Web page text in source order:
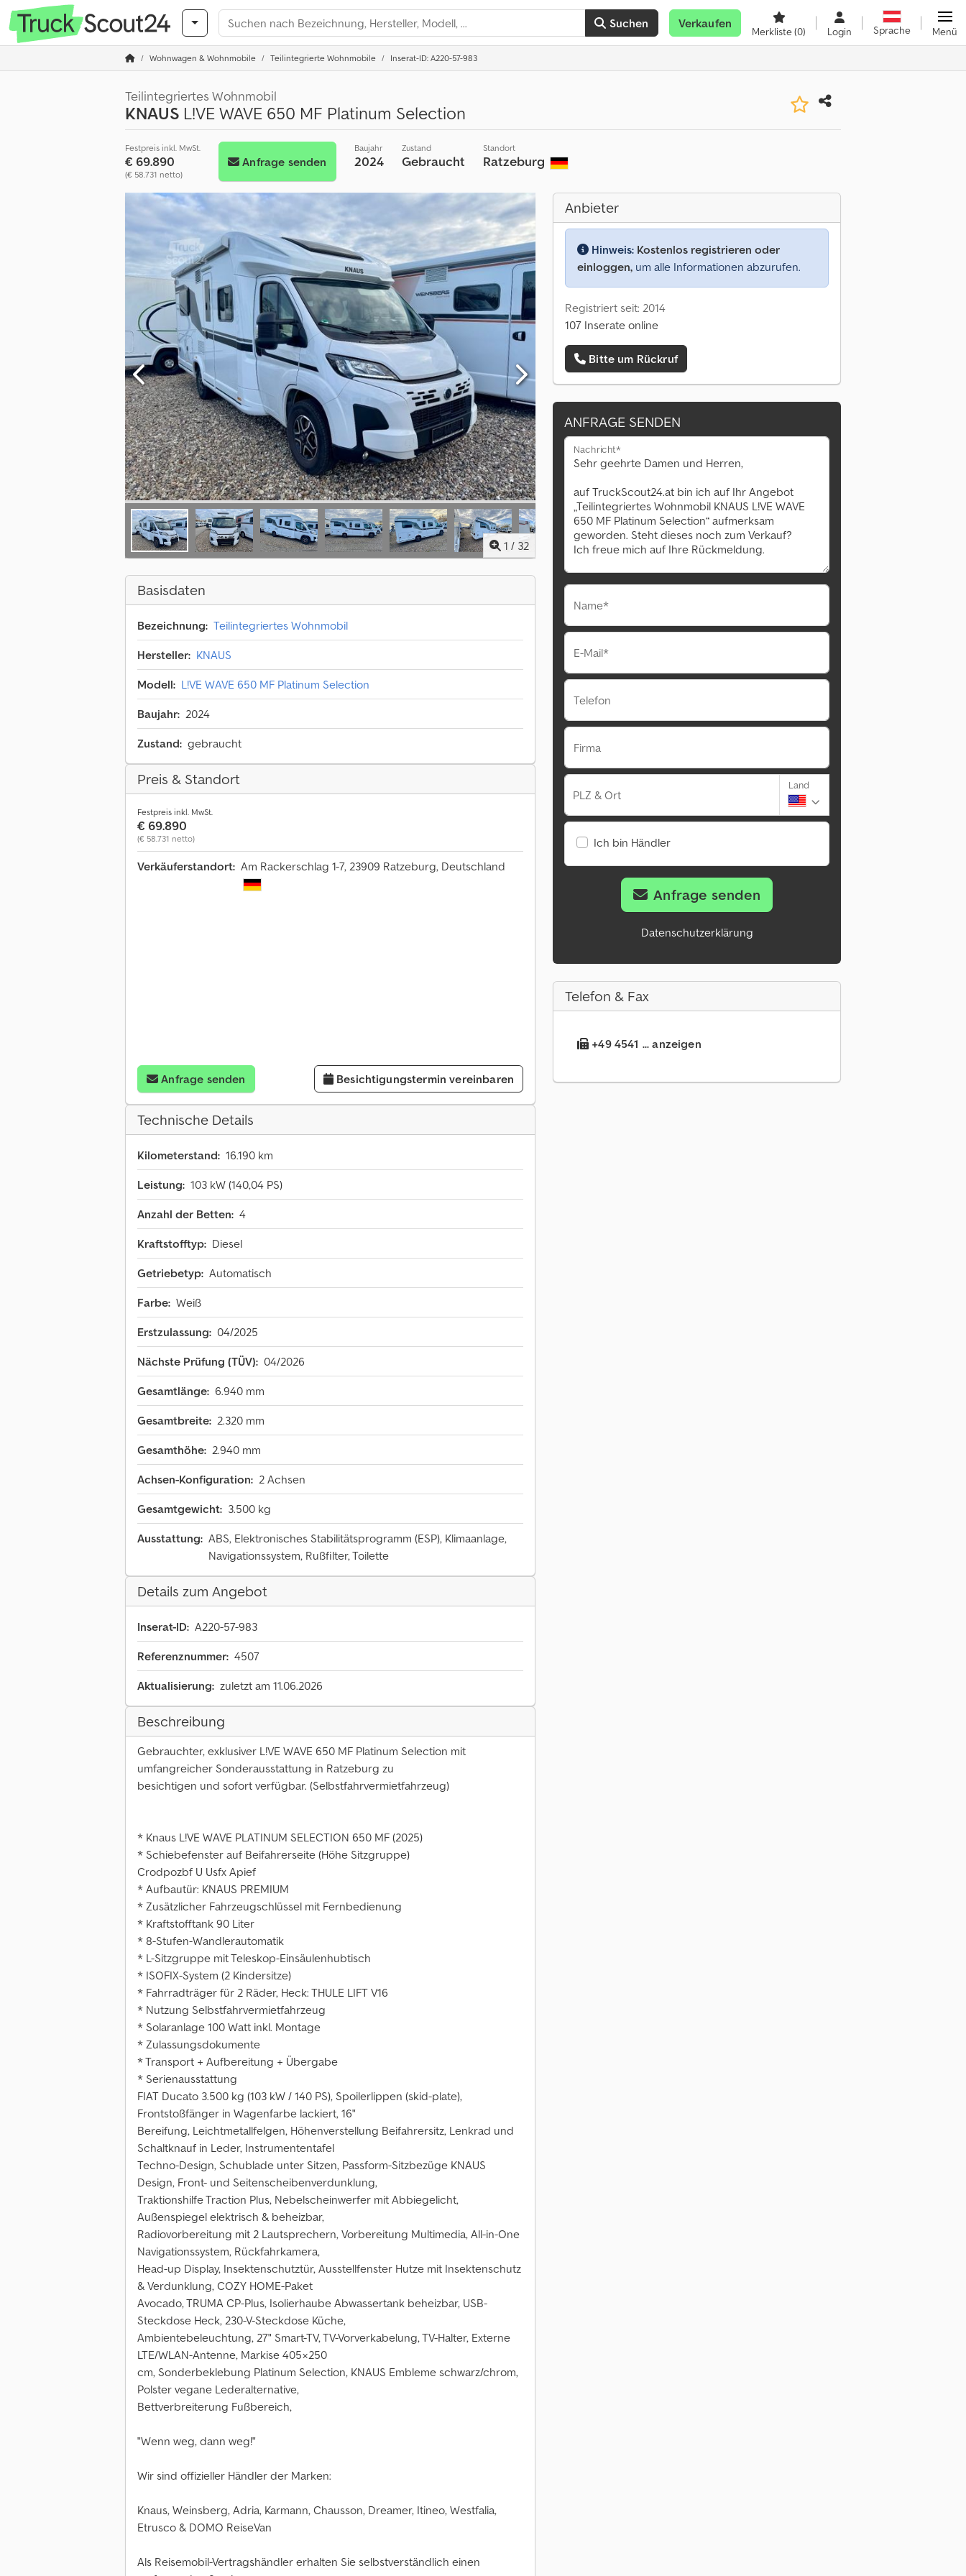
Suchen Verkaufen
Merkliste(0) Login Sprache Menü
Wohnwagen & Wohnmobile Teilintegrierte Wohnmobile Inserat-ID: A220-57-983
Teilintegriertes Wohnmobil
KNAUS L!VE WAVE 650 MF Platinum Selection
Festpreis inkl. MwSt.
€ 69.890
(€ 58.731 netto)
Anfrage senden
Baujahr
2024
Zustand
Gebraucht
Standort
Ratzeburg
1 / 32
Basisdaten
Bezeichnung: Teilintegriertes Wohnmobil
Hersteller: KNAUS
Modell: L!VE WAVE 650 MF Platinum Selection
Baujahr: 2024
Zustand: gebraucht
Preis & Standort
Festpreis inkl. MwSt.
€ 69.890
(€ 58.731 netto)
Verkäuferstandort: Am Rackerschlag 1-7, 23909 Ratzeburg, Deutschland
Anfrage senden Besichtigungstermin vereinbaren
Technische Details
Kilometerstand: 16.190 km
Leistung: 103 kW (140,04 PS)
Anzahl der Betten: 4
Kraftstofftyp: Diesel
Getriebetyp: Automatisch
Farbe: Weiß
Erstzulassung: 04/2025
Nächste Prüfung (TÜV): 04/2026
Gesamtlänge: 6.940 mm
Gesamtbreite: 2.320 mm
Gesamthöhe: 2.940 mm
Achsen-Konfiguration: 2 Achsen
Gesamtgewicht: 3.500 kg
Ausstattung: ABS, Elektronisches Stabilitätsprogramm (ESP), Klimaanlage,
Navigationssystem, Rußfilter, Toilette
Details zum Angebot
Inserat-ID: A220-57-983
Referenznummer: 4507
Aktualisierung: zuletzt am 11.06.2026
Beschreibung
Gebrauchter, exklusiver L!VE WAVE 650 MF Platinum Selection mit
umfangreicher Sonderausstattung in Ratzeburg zu
besichtigen und sofort verfügbar. (Selbstfahrvermietfahrzeug)
* Knaus L!VE WAVE PLATINUM SELECTION 650 MF (2025)
* Schiebefenster auf Beifahrerseite (Höhe Sitzgruppe)
Crodpozbf U Usfx Apief
* Aufbautür: KNAUS PREMIUM
* Zusätzlicher Fahrzeugschlüssel mit Fernbedienung
* Kraftstofftank 90 Liter
* 8-Stufen-Wandlerautomatik
* L-Sitzgruppe mit Teleskop-Einsäulenhubtisch
* ISOFIX-System (2 Kindersitze)
* Fahrradträger für 2 Räder, Heck: THULE LIFT V16
* Nutzung Selbstfahrvermietfahrzeug
* Solaranlage 100 Watt inkl. Montage
* Zulassungsdokumente
* Transport + Aufbereitung + Übergabe
* Serienausstattung
FIAT Ducato 3.500 kg (103 kW / 140 PS), Spoilerlippen (skid-plate),
Frontstoßfänger in Wagenfarbe lackiert, 16"
Bereifung, Leichtmetallfelgen, Höhenverstellung Beifahrersitz, Lenkrad und
Schaltknauf in Leder, Instrumententafel
Techno-Design, Schublade unter Sitzen, Passform-Sitzbezüge KNAUS
Design, Front- und Seitenscheibenverdunklung,
Traktionshilfe Traction Plus, Nebelscheinwerfer mit Abbiegelicht,
Außenspiegel elektrisch & beheizbar,
Radiovorbereitung mit 2 Lautsprechern, Vorbereitung Multimedia, All-in-One
Navigationssystem, Rückfahrkamera,
Head-up Display, Insektenschutztür, Ausstellfenster Hutze mit Insektenschutz
& Verdunklung, COZY HOME-Paket
Avocado, TRUMA CP-Plus, Isolierhaube Abwassertank beheizbar, USB-
Steckdose Heck, 230-V-Steckdose Küche,
Ambientebeleuchtung, 27" Smart-TV, TV-Vorverkabelung, TV-Halter, Externe
LTE/WLAN-Antenne, Markise 405×250
cm, Sonderbeklebung Platinum Selection, KNAUS Embleme schwarz/chrom,
Polster vegane Lederalternative,
Bettverbreiterung Fußbereich,
"Wenn weg, dann weg!"
Wir sind offizieller Händler der Marken:
Knaus, Weinsberg, Adria, Karmann, Chausson, Dreamer, Itineo, Westfalia,
Etrusco & DOMO ReiseVan
Als Reisemobil-Vertragshändler erhalten Sie selbstverständlich einen
Anbieter
Hinweis: Kostenlos registrieren oder
einloggen, um alle Informationen abzurufen.
Registriert seit: 2014
107 Inserate online
Bitte um Rückruf
ANFRAGE SENDEN
Nachricht*
Name*
E-Mail*
Telefon
Firma
PLZ & Ort
Land
Ich bin Händler
Anfrage senden
Datenschutzerklärung
Telefon & Fax
+49 4541 ... anzeigen